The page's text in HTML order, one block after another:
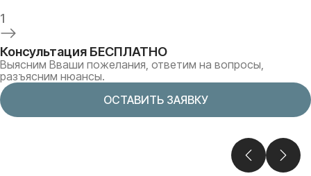
1
Консультация БЕСПЛАТНО
Выясним Вваши пожелания, ответим на вопросы,
разъясним нюансы.
ОСТАВИТЬ ЗАЯВКУ